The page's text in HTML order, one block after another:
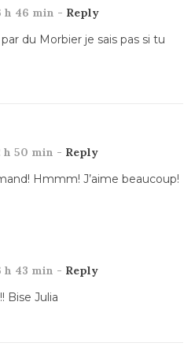
h 46 min - Reply
du Morbier je sais pas si tu
h 50 min - Reply
Hmmm! J’aime beaucoup!
h 43 min - Reply
Bise Julia